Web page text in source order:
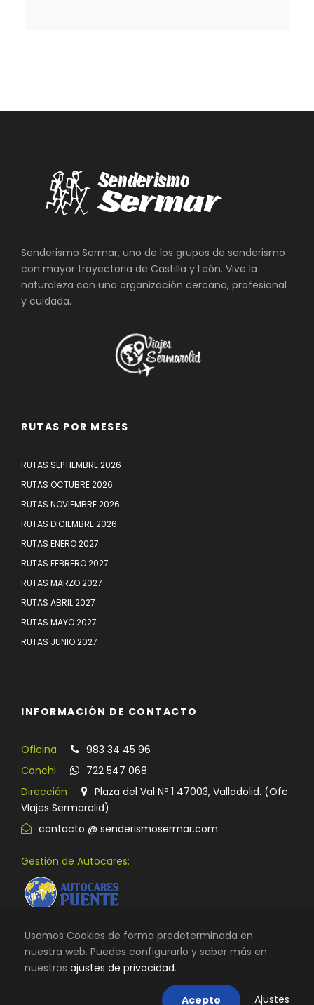
Senderismo Sermar, uno de los grupos de senderismo
con mayor trayectoria de Castilla y León. Vive la
naturaleza con una organización cercana, profesional
y cuidada.
RUTAS POR MESES
RUTAS SEPTIEMBRE 2026
RUTAS OCTUBRE 2026
RUTAS NOVIEMBRE 2026
RUTAS DICIEMBRE 2026
RUTAS ENERO 2027
RUTAS FEBRERO 2027
RUTAS MARZO 2027
RUTAS ABRIL 2027
RUTAS MAYO 2027
RUTAS JUNIO 2027
INFORMACIÓN DE CONTACTO
Oficina
983 34 45 96
Conchi
722 547 068
Dirección
Plaza del Val Nº 1 47003, Valladolid. (Ofc.
VIajes Sermarolid)
contacto @ senderismosermar.com
Gestión de Autocares:
AVISO LEGAL, TÉRMINOS Y CONDICIONES DE USO
POLÍTICA DE
Usamos Cookies de forma predeterminada en
nuestra web. Puedes configurarlo y saber más en
nuestros ajustes de privacidad.
Acepto Ajustes